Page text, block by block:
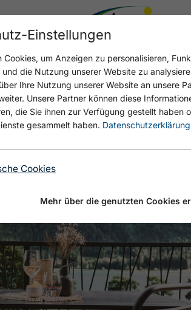
Einstellungen
Cookies, um Anzeigen zu personalisieren,
die Nutzung unserer Website zu
Ihre Nutzung unserer Website an unsere
Unsere Partner können diese
die Sie ihnen zur Verfügung gestellt haben
gesammelt haben. Datenschutzerklärung
Cookies
Mehr über die genutzten Cookies